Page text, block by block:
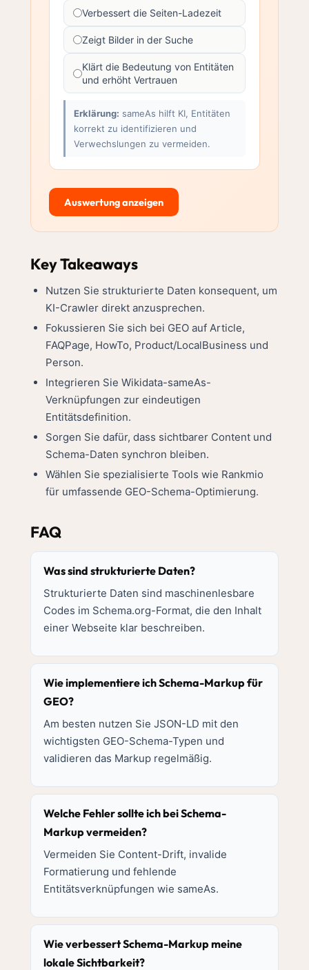
Verbessert die Seiten-Ladezeit
Zeigt Bilder in der Suche
Klärt die Bedeutung von Entitäten
und erhöht Vertrauen
Erklärung: sameAs hilft KI, Entitäten
korrekt zu identifizieren und
Verwechslungen zu vermeiden.
Auswertung anzeigen
Key Takeaways
Nutzen Sie strukturierte Daten konsequent, um
KI-Crawler direkt anzusprechen.
Fokussieren Sie sich bei GEO auf Article,
FAQPage, HowTo, Product/LocalBusiness und
Person.
Integrieren Sie Wikidata-sameAs-
Verknüpfungen zur eindeutigen
Entitätsdefinition.
Sorgen Sie dafür, dass sichtbarer Content und
Schema-Daten synchron bleiben.
Wählen Sie spezialisierte Tools wie Rankmio
für umfassende GEO-Schema-Optimierung.
FAQ
Was sind strukturierte Daten?
Strukturierte Daten sind maschinenlesbare
Codes im Schema.org-Format, die den Inhalt
einer Webseite klar beschreiben.
Wie implementiere ich Schema-Markup für
GEO?
Am besten nutzen Sie JSON-LD mit den
wichtigsten GEO-Schema-Typen und
validieren das Markup regelmäßig.
Welche Fehler sollte ich bei Schema-
Markup vermeiden?
Vermeiden Sie Content-Drift, invalide
Formatierung und fehlende
Entitätsverknüpfungen wie sameAs.
Wie verbessert Schema-Markup meine
lokale Sichtbarkeit?